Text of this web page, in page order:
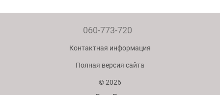
060-773-720
Контактная информация
Полная версия сайта
© 2026